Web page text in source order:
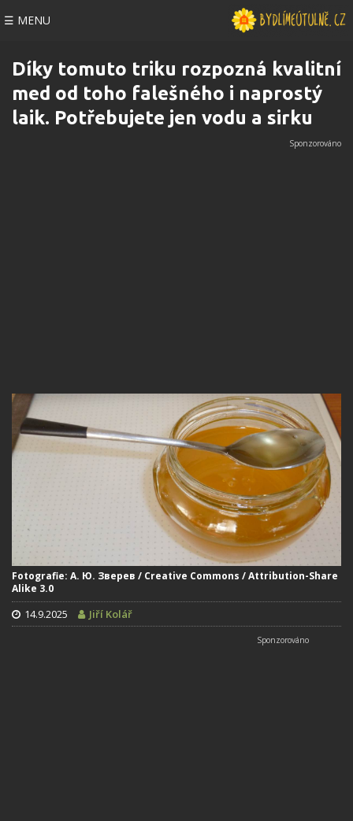
☰ MENU
Díky tomuto triku rozpozná kvalitní
med od toho falešného i naprostý
laik. Potřebujete jen vodu a sirku
Fotografie: А. Ю. Зверев / Creative Commons / Attribution-Share
Alike 3.0
14.9.2025 Jiří Kolář